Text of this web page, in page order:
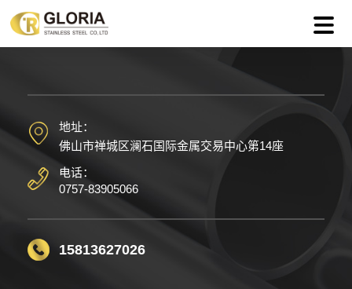
地址：
佛山市禅城区澜石国际金属交易中心第14座
电话：
0757-83905066
15813627026